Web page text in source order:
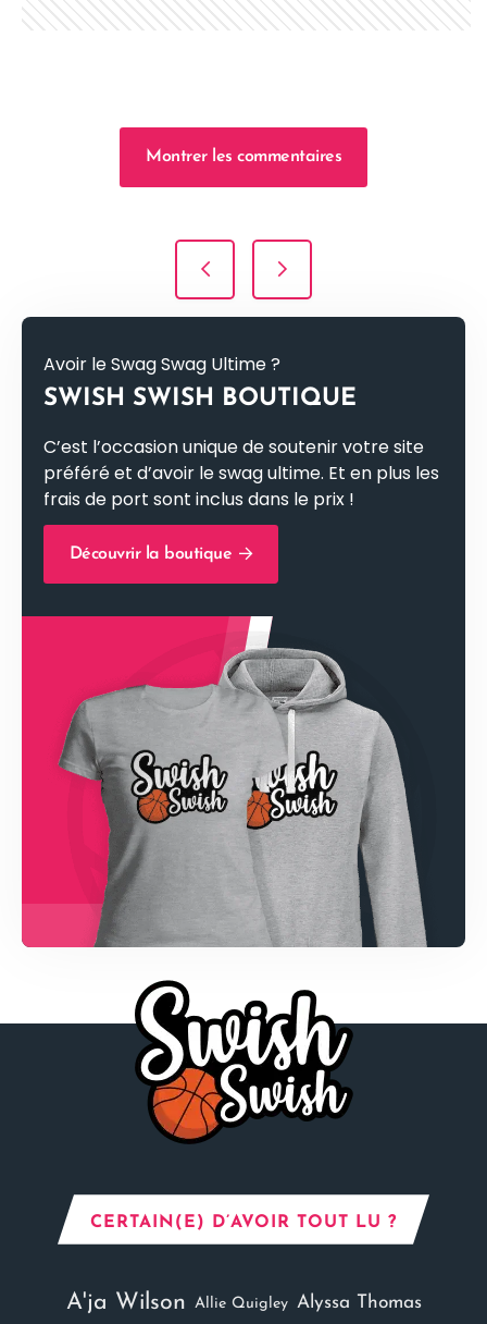
Montrer les commentaires
Navigation de l’article
Avoir le Swag Swag Ultime ?
SWISH SWISH BOUTIQUE
C’est l’occasion unique de soutenir votre site
préféré et d’avoir le swag ultime. Et en plus les
frais de port sont inclus dans le prix !
Découvrir la boutique
CERTAIN(E) D’AVOIR TOUT LU ?
A'ja Wilson Allie Quigley Alyssa Thomas